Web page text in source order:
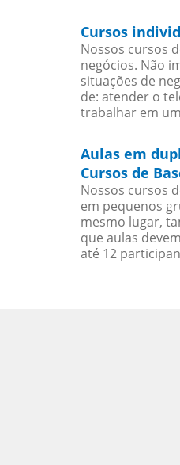
Cursos
Nossos cursos
negócios. Não
situações de
de: atender o
trabalhar em
Aulas em
Cursos de
Nossos cursos
em pequenos
mesmo lugar,
que aulas
até 12